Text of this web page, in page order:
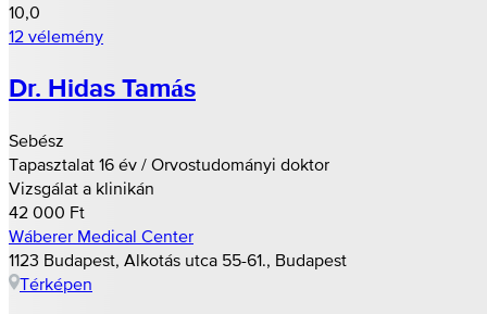
10,0
12 vélemény
Dr. Hidas Tamás
Sebész
Tapasztalat 16 év / Orvostudományi doktor
Vizsgálat a klinikán
42 000 Ft
Wáberer Medical Center
1123 Budapest, Alkotás utca 55-61., Budapest
Térképen